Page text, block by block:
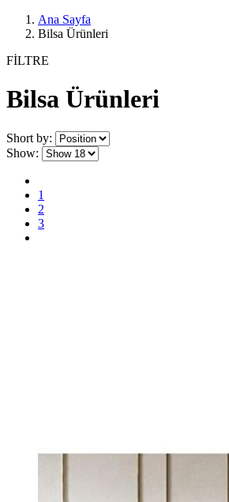
Ana Sayfa
Bilsa Ürünleri
FİLTRE
Bilsa Ürünleri
Short by:
Show:
1
2
3